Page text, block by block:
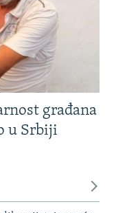
građana
u Srbiji